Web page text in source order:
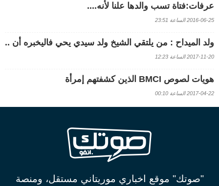
عرفات:فتاة تسب والدها علنا لأنه....
2016-06-25 الساعة 23:51
ولد الميداح : من يلتقي الشيخ ولد سيدي يحي فاليخبره أن ..
2017-11-20 الساعة 12:23
هويات لصوص BMCI الذين كشفتهم إمرأة
2017-04-22 الساعة 00:10
"صوتك" موقع اخباري موريتاني مستقل، ومنصة